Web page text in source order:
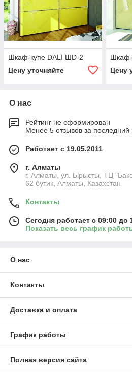
Шкаф-купе DALI ШD-2
Цену уточняйте
Шкаф-
Цену
О нас
Рейтинг не сформирован
Менее 5 отзывов за последний
Работает с 19.05.2011
г. Алматы
г. Алматы, ул. Ырысты, ТЦ
62 бутик, Алматы, Казахстан
Контакты
Сегодня работает с 09:00 до
Показать весь график
О нас
Контакты
Доставка и оплата
График работы
Полная версия сайта